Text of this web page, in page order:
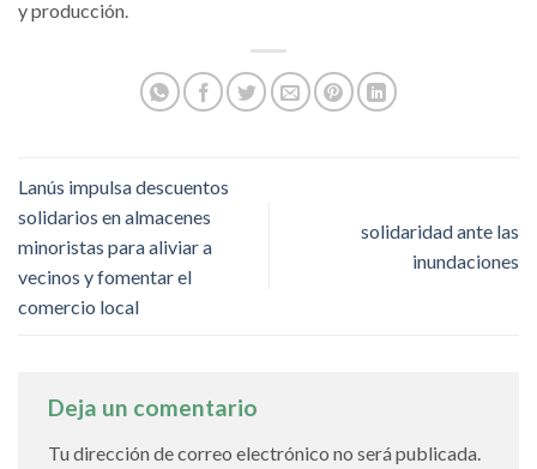
y producción.
Lanús impulsa descuentos
solidarios en almacenes
minoristas para aliviar a
vecinos y fomentar el
comercio local
solidaridad ante las
inundaciones
Deja un comentario
Tu dirección de correo electrónico no será publicada.